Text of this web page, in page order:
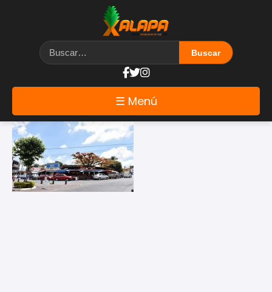
☰ Menú
Etiqueta: Restaurantes